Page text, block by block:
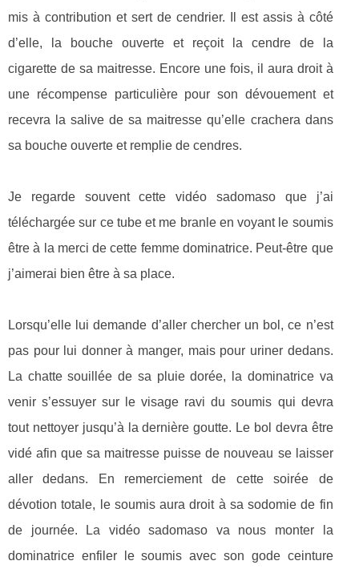
mis à contribution et sert de cendrier. Il est assis à côté
d’elle, la bouche ouverte et reçoit la cendre de la
cigarette de sa maitresse. Encore une fois, il aura droit à
une récompense particulière pour son dévouement et
recevra la salive de sa maitresse qu’elle crachera dans
sa bouche ouverte et remplie de cendres.
Je regarde souvent cette vidéo sadomaso que j’ai
téléchargée sur ce tube et me branle en voyant le soumis
être à la merci de cette femme dominatrice. Peut-être que
j’aimerai bien être à sa place.
Lorsqu’elle lui demande d’aller chercher un bol, ce n’est
pas pour lui donner à manger, mais pour uriner dedans.
La chatte souillée de sa pluie dorée, la dominatrice va
venir s’essuyer sur le visage ravi du soumis qui devra
tout nettoyer jusqu’à la dernière goutte. Le bol devra être
vidé afin que sa maitresse puisse de nouveau se laisser
aller dedans. En remerciement de cette soirée de
dévotion totale, le soumis aura droit à sa sodomie de fin
de journée. La vidéo sadomaso va nous monter la
dominatrice enfiler le soumis avec son gode ceinture